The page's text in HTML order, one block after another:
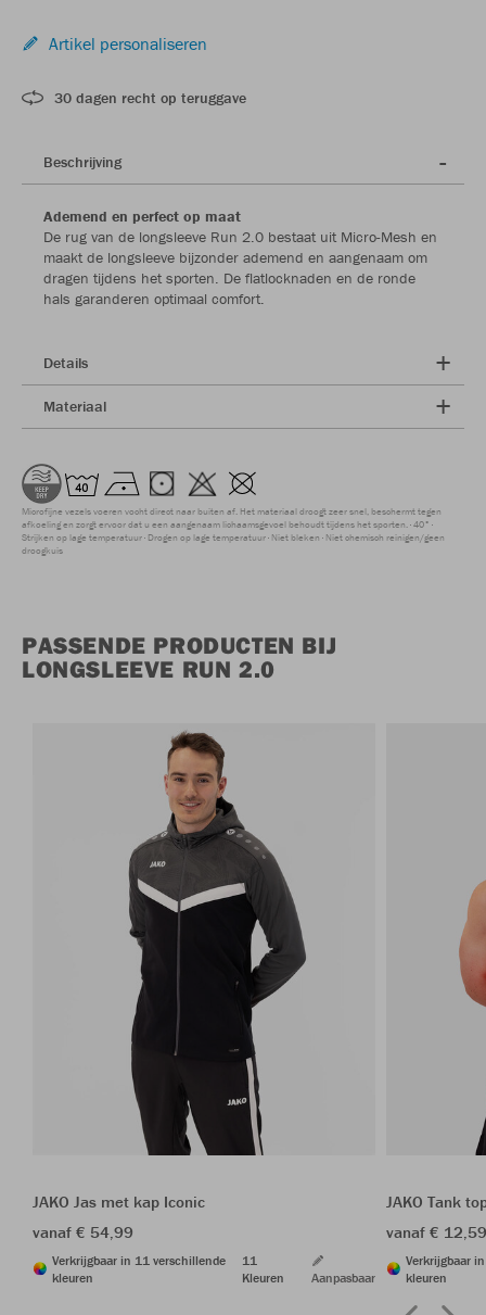
Artikel personaliseren
30 dagen recht op teruggave
Beschrijving
Ademend en perfect op maat
De rug van de longsleeve Run 2.0 bestaat uit Micro-Mesh en
maakt de longsleeve bijzonder ademend en aangenaam om
dragen tijdens het sporten. De flatlocknaden en de ronde
hals garanderen optimaal comfort.
Details
Materiaal
Microfijne vezels voeren vocht direct naar buiten af. Het materiaal droogt zeer snel, beschermt tegen
afkoeling en zorgt ervoor dat u een aangenaam lichaamsgevoel behoudt tijdens het sporten. 40°
Strijken op lage temperatuur Drogen op lage temperatuur Niet bleken Niet chemisch reinigen/geen
droogkuis
PASSENDE PRODUCTEN BIJ
LONGSLEEVE RUN 2.0
JAKO Jas met kap Iconic
vanaf € 54,99
Verkrijgbaar in 11 verschillende
kleuren
11
Kleuren
Aanpasbaar
JAKO Tank
vanaf €
Verkrijgbaar
kleuren